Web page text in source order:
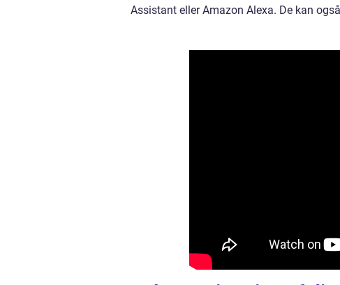
Assistant eller Amazon Alexa. De kan